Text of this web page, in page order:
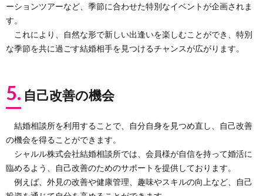
ーションツアーなど、季節に合わせた特別なイベントが企画されま
す。
これにより、自然な形で新しい出逢いを楽しむことができ、特別
な季節を共に過ごす結婚相手を見つけるチャンスが広がります。
5. 自己改善の機会
結婚相談所を利用することで、自分自身を見つめ直し、自己改善
の機会を得ることができます。
シャルル株式会社結婚相談所では、会員様が自信を持って婚活に
臨めるよう、自己改善のためのサポートを提供しております。
例えば、外見の改善や健康管理、趣味やスキルの向上など、自己